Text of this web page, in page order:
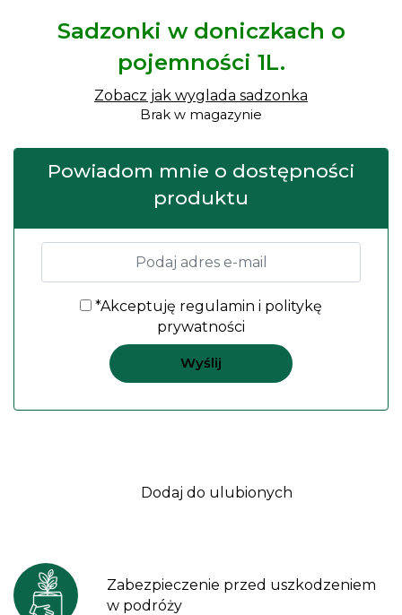
Sadzonki w doniczkach o
pojemności 1L.
Zobacz jak wyglada sadzonka
Brak w magazynie
Powiadom mnie o dostępności
produktu
*Akceptuję regulamin i politykę
prywatności
Dodaj do ulubionych
Zabezpieczenie przed uszkodzeniem
w podróży